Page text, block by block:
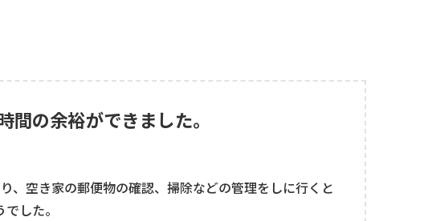
の余裕ができました。
、空き家の郵便物の確認、掃除などの管理をしに行くと
した。